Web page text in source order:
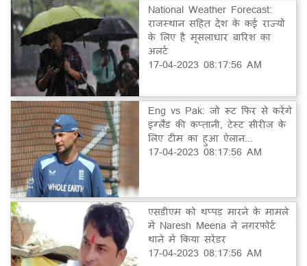
National Weather Forecast:
राजस्थान सहित देश के कई राज्यों
के लिए है मूसलाधार बारिश का
अलर्ट
17-04-2023 08:17:56 AM
Eng vs Pak: जो रूट फिर से करेंगे
इंग्लैंड की कप्तानी, टेस्ट सीरीज के
लिए टीम का हुआ ऐलान...
17-04-2023 08:17:56 AM
एसडीएम को थप्पड़ मारने के मामले
में Naresh Meena ने नगरफोर्ट
थाने में किया सरेंडर
17-04-2023 08:17:56 AM